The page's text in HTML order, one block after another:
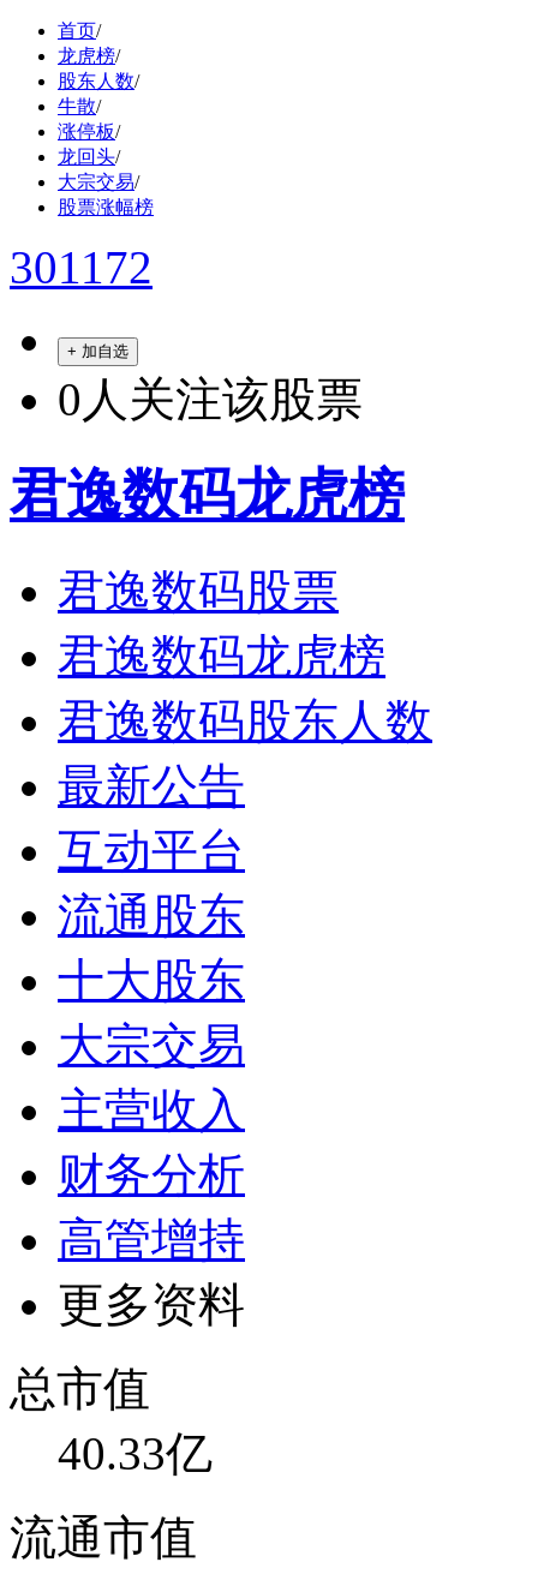
首页/
龙虎榜/
股东人数/
牛散/
涨停板/
龙回头/
大宗交易/
股票涨幅榜
301172
+ 加自选
0 人关注该股票
君逸数码龙虎榜
君逸数码股票
君逸数码龙虎榜
君逸数码股东人数
最新公告
互动平台
流通股东
十大股东
大宗交易
主营收入
财务分析
高管增持
更多资料
总市值
40.33亿
流通市值